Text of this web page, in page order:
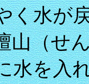
く水が
山（せ
水を入